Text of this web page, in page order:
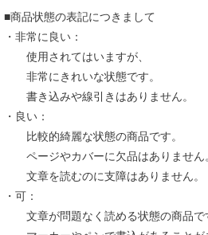
■商品状態の表記につきまして
・非常に良い：
使用されてはいますが、
非常にきれいな状態です。
書き込みや線引きはありません。
・良い：
比較的綺麗な状態の商品です。
ページやカバーに欠品はありません
文章を読むのに支障はありません。
・可：
文章が問題なく読める状態の商品で